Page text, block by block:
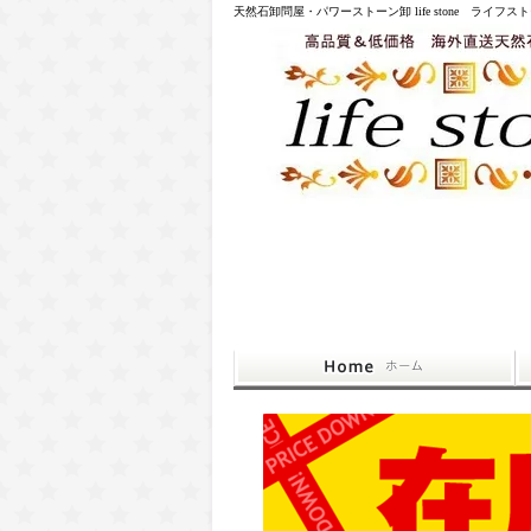
天然石卸問屋・パワーストーン卸 life stone ライフス